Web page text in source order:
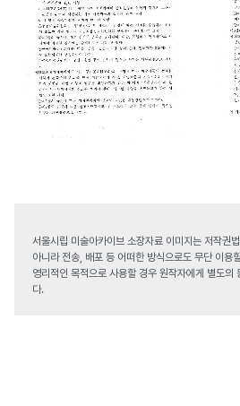
서울시립 미술아카이브 소장자료 이미지는 저작권
아니라 전송, 배포 등 어떠한 방식으로도 무단 이용
영리적인 목적으로 사용할 경우 원작자에게 별도의
다.